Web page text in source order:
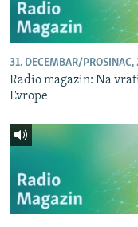
31. DECEMBAR/PROSINAC,
Radio magazin: Na
Evrope